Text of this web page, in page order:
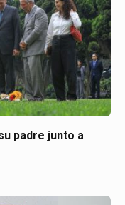
padre junto a